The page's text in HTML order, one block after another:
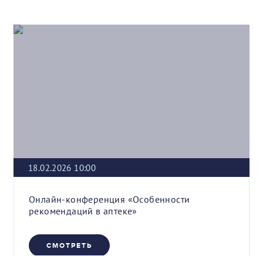
18.02.2026 10:00
Онлайн-конференция «Особенности
рекомендаций в аптеке»
СМОТРЕТЬ